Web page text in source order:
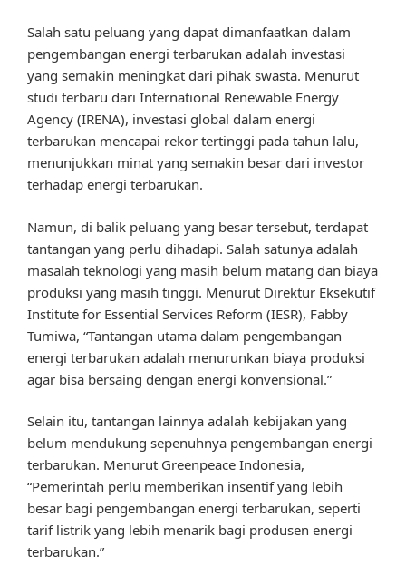
Salah satu peluang yang dapat dimanfaatkan dalam
pengembangan energi terbarukan adalah investasi
yang semakin meningkat dari pihak swasta. Menurut
studi terbaru dari International Renewable Energy
Agency (IRENA), investasi global dalam energi
terbarukan mencapai rekor tertinggi pada tahun lalu,
menunjukkan minat yang semakin besar dari investor
terhadap energi terbarukan.
Namun, di balik peluang yang besar tersebut, terdapat
tantangan yang perlu dihadapi. Salah satunya adalah
masalah teknologi yang masih belum matang dan biaya
produksi yang masih tinggi. Menurut Direktur Eksekutif
Institute for Essential Services Reform (IESR), Fabby
Tumiwa, “Tantangan utama dalam pengembangan
energi terbarukan adalah menurunkan biaya produksi
agar bisa bersaing dengan energi konvensional.”
Selain itu, tantangan lainnya adalah kebijakan yang
belum mendukung sepenuhnya pengembangan energi
terbarukan. Menurut Greenpeace Indonesia,
“Pemerintah perlu memberikan insentif yang lebih
besar bagi pengembangan energi terbarukan, seperti
tarif listrik yang lebih menarik bagi produsen energi
terbarukan.”